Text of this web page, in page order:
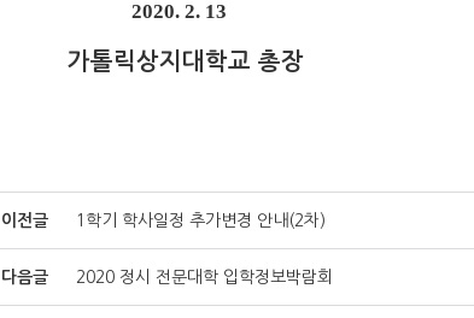
2. 13
톨릭상지대학교 총장
이전글 1학기 학사일정 추가변경 안내(2차)
다음글 2020 정시 전문대학 입학정보박람회